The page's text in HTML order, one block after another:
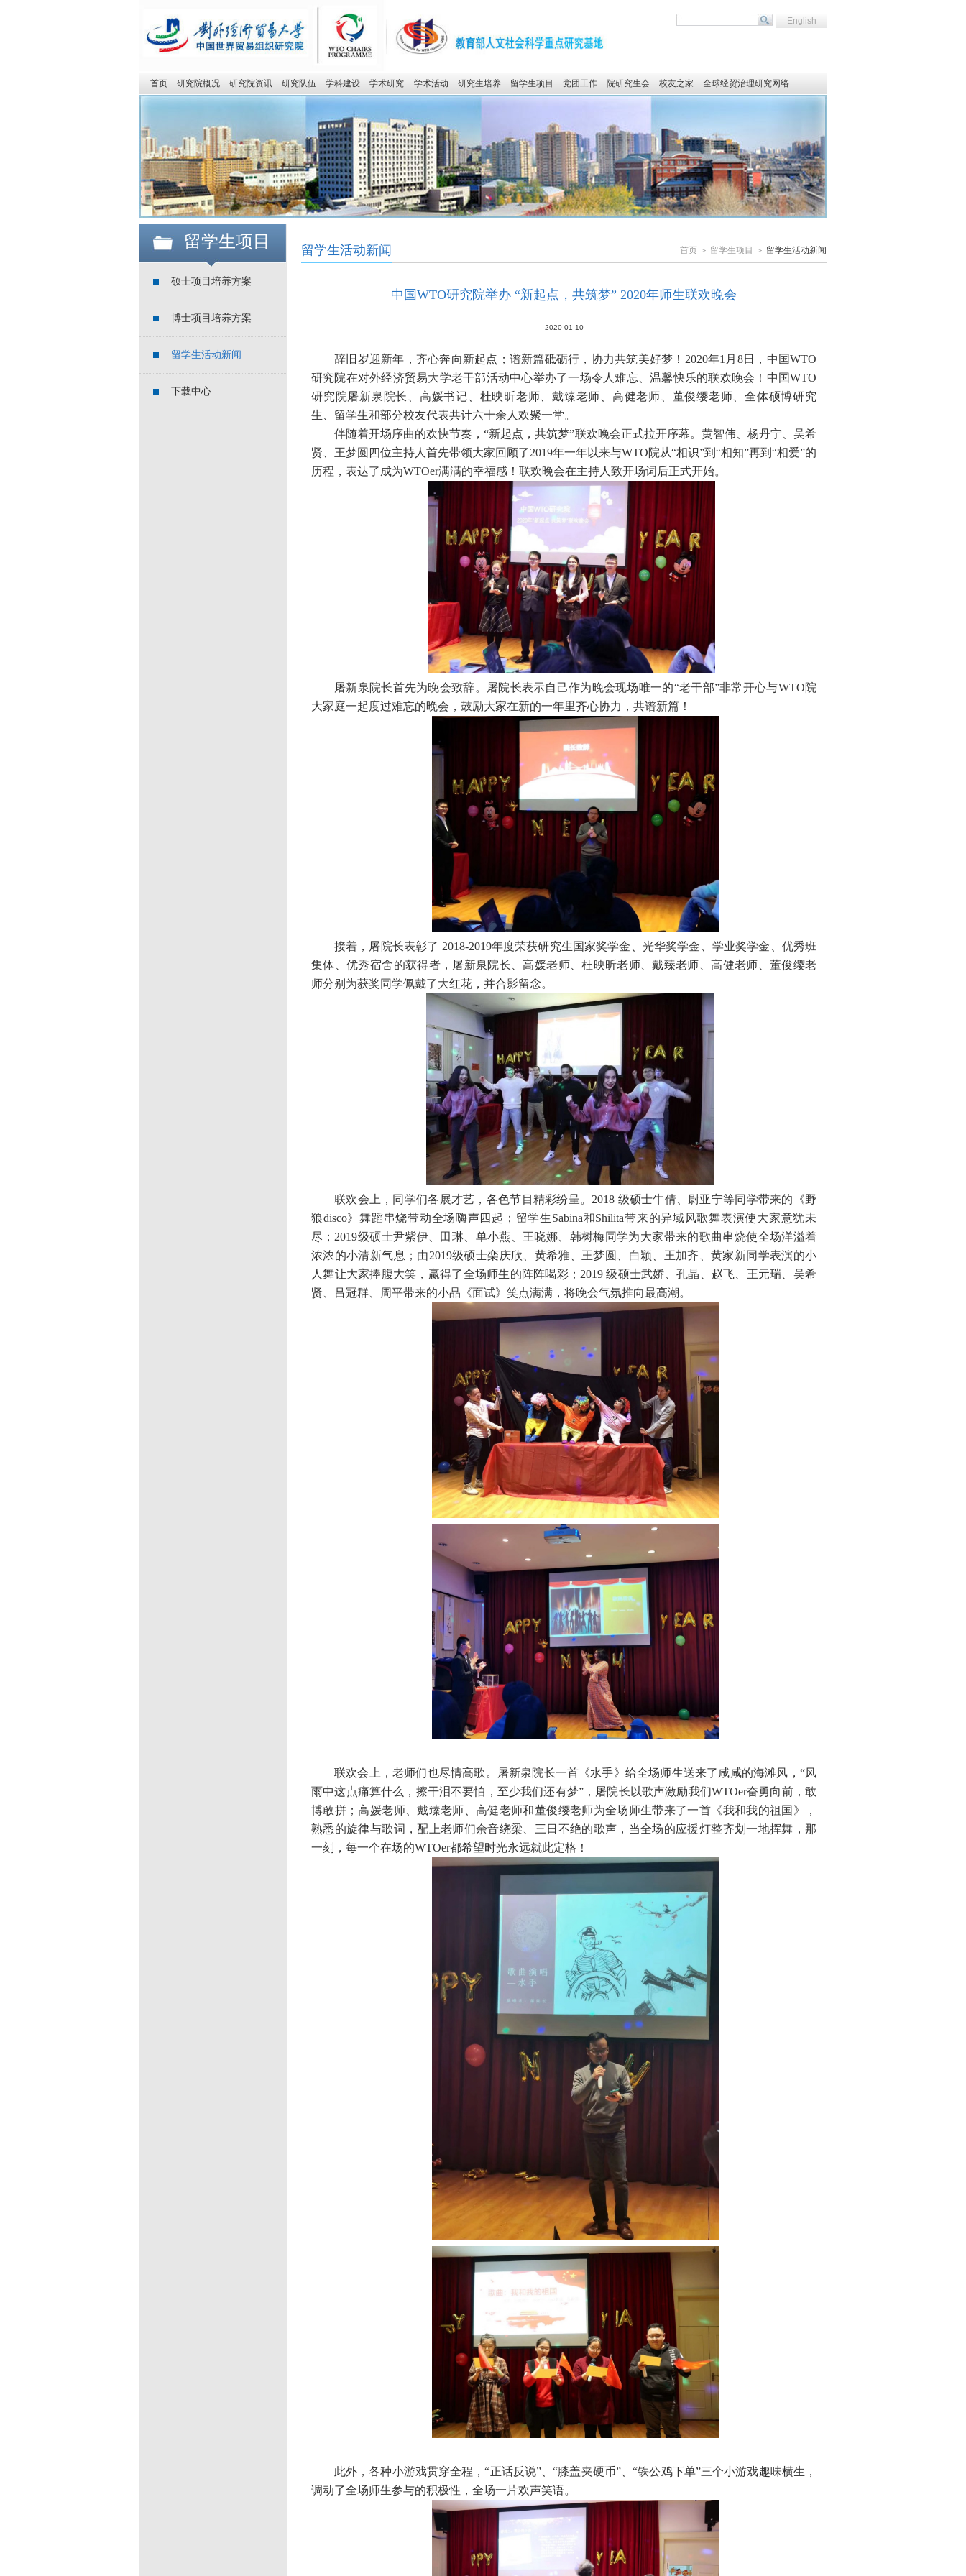
English
首页 研究院概况 研究院资讯 研究队伍 学科建设 学术研究 学术活动 研究生培养 留学生项目 党团工作 院研究生会 校友之家 全球经贸治理研究网络
留学生项目
硕士项目培养方案
博士项目培养方案
留学生活动新闻
下载中心
留学生活动新闻 首页 ＞ 留学生项目 ＞ 留学生活动新闻
中国WTO研究院举办 “新起点，共筑梦” 2020年师生联欢晚会
2020-01-10
辞旧岁迎新年，齐心奔向新起点；谱新篇砥砺行，协力共筑美好梦！ 2020年1月 8日，中国WTO
研究院在对外经济贸易大学老干部活动中心举办了一场令人难忘、温馨快乐的联欢晚会！中国WTO
研究院屠新泉院长、高媛书记、杜映昕老师、戴臻老师、高健老师、董俊缨老师、全体硕博研究
生、留学生和部分校友代表共计六十余人欢聚一堂。
伴随着开场序曲的欢快节奏，“新起点，共筑梦”联欢晚会正式拉开序幕。黄智伟、杨丹宁、吴希
贤、王梦圆四位主持人首先带领大家回顾了2019年一年以来与WTO院从“相识”到“相知”再到“相爱”的
历程，表达了成为WTOer满满的幸福感！联欢晚会在主持人致开场词后正式开始。
屠新泉院长首先为晚会致辞。屠院长表示自己作为晚会现场唯一的“老干部”非常开心与WTO院
大家庭一起度过难忘的晚会，鼓励大家在新的一年里齐心协力，共谱新篇！
接着，屠院长表彰了 2018-2019年度荣获研究生国家奖学金、光华奖学金、学业奖学金、优秀班
集体、优秀宿舍的获得者，屠新泉院长、高媛老师、杜映昕老师、戴臻老师、高健老师、董俊缨老
师分别为获奖同学佩戴了大红花，并合影留念。
联欢会上，同学们各展才艺，各色节目精彩纷呈。2018 级硕士牛倩、尉亚宁等同学带来的《野
狼disco》舞蹈串烧带动全场嗨声四起；留学生Sabina和Shilita带来的异域风歌舞表演使大家意犹未
尽；2019级硕士尹紫伊、田琳、单小燕、王晓娜、韩树梅同学为大家带来的歌曲串烧使全场洋溢着
浓浓的小清新气息；由2019级硕士栾庆欣、黄希雅、王梦圆、白颖、王加齐、黄家新同学表演的小
人舞让大家捧腹大笑，赢得了全场师生的阵阵喝彩；2019级硕士武娇、孔晶、赵飞、王元瑞、吴希
贤、吕冠群、周平带来的小品《面试》笑点满满，将晚会气氛推向最高潮。
联欢会上，老师们也尽情高歌。屠新泉院长一首《水手》给全场师生送来了咸咸的海滩风，“风
雨中这点痛算什么，擦干泪不要怕，至少我们还有梦”，屠院长以歌声激励我们WTOer奋勇向前，敢
博敢拼；高媛老师、戴臻老师、高健老师和董俊缨老师为全场师生带来了一首《我和我的祖国》，
熟悉的旋律与歌词，配上老师们余音绕梁、三日不绝的歌声，当全场的应援灯整齐划一地挥舞，那
一刻，每一个在场的WTOer都希望时光永远就此定格！
此外，各种小游戏贯穿全程，“正话反说”、“膝盖夹硬币”、“铁公鸡下单”三个小游戏趣味横生，
调动了全场师生参与的积极性，全场一片欢声笑语。